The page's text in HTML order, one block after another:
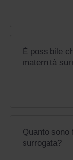
È possibile
maternità
Quanto sono
surrogata?